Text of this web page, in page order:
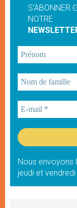
S'ABONNER
NOTRE
Nous envoyons
jeudi et vendredi